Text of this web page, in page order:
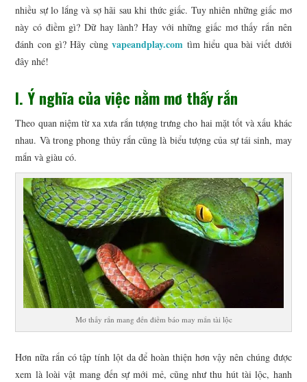
KINH DOANH
THỂ THAO
TIN TỨC
nhiều sự lo lắng và sợ hãi sau khi thức giấc. Tuy nhiên những giấc mơ
này có điềm gì? Dữ hay lành? Hay với những giấc mơ thấy rắn nên
đánh con gì? Hãy cùng vapeandplay.comtìm hiểu qua bài viết dưới
đây nhé!
I. Ý nghĩa của việc nằm mơ thấy rắn
Theo quan niệm từ xa xưa rắn tượng trưng cho hai mặt tốt và xấu khác
nhau. Và trong phong thủy rắn cũng là biểu tượng của sự tái sinh, may
mắn và giàu có.
Mơ thấy rắn mang đến điềm báo may mắn tài lộc
Hơn nữa rắn có tập tính lột da để hoàn thiện hơn vậy nên chúng được
xem là loài vật mang đến sự mới mẻ, cũng như thu hút tài lộc, hanh